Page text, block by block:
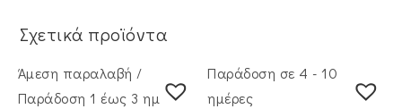
Σχετικά προϊόντα
Άμεση παραλαβή /
Παράδoση 1 έως 3 ημέρες
Παράδοση σε 4 - 10
ημέρες